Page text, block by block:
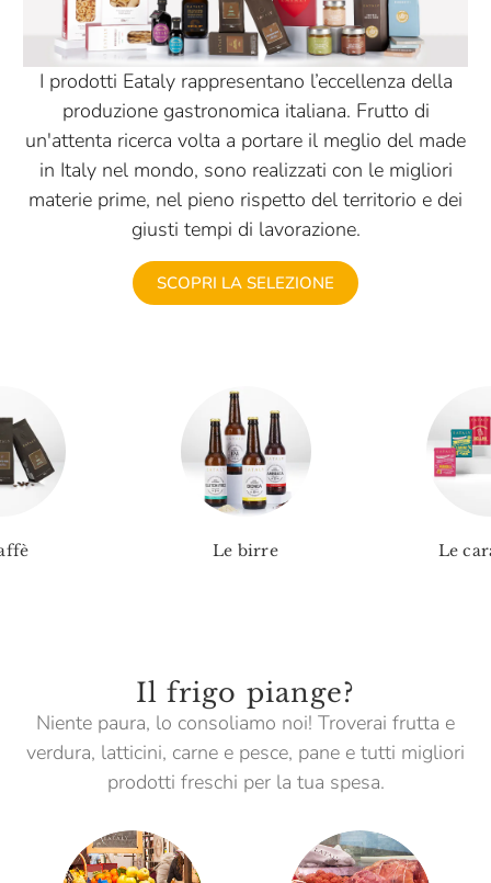
I prodotti Eataly rappresentano l’eccellenza della
produzione gastronomica italiana. Frutto di
un'attenta ricerca volta a portare il meglio del made
in Italy nel mondo, sono realizzati con le migliori
materie prime, nel pieno rispetto del territorio e dei
giusti tempi di lavorazione.
SCOPRI LA SELEZIONE
Le birre Le
Il frigo piange?
Niente paura, lo consoliamo noi! Troverai frutta e
verdura, latticini, carne e pesce, pane e tutti migliori
prodotti freschi per la tua spesa.